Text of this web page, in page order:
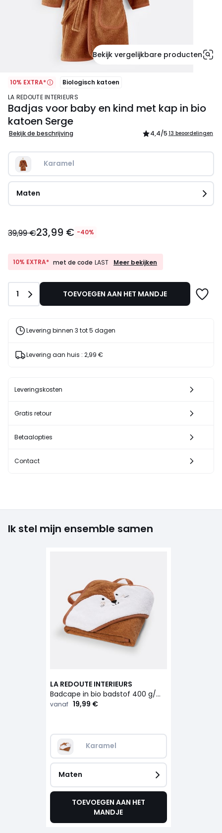
Bekijk vergelijkbare producten
10% EXTRA*
Biologisch katoen
LA REDOUTE INTERIEURS
Badjas voor baby en kind met kap in bio
katoen Serge
Bekijk de beschrijving 4,4/5 13 beoordelingen
Karamel
Maten
€
van
€
40%
39,99 €23,99 € -40%
10% EXTRA* met de code LAST
10%
code
LAST
Meer bekijken
Aantal
1 TOEVOEGEN AAN HET MANDJE
Levering binnen 3 tot 5 dagen
Levering aan huis : 2,99 €
Leveringskosten
Gratis retour
Betaalopties
Contact
Ik stel mijn ensemble samen
LA REDOUTE INTERIEURS
Badcape in bio badstof 400 g/m2 Serge
vanaf 19,99 €
Karamel
Maten
TOEVOEGEN AAN HET
MANDJE